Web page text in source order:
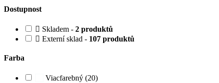
Dostupnost
Skladem - 2 produktů
Externí sklad - 107 produktů
Farba
Viacfarebný (20)